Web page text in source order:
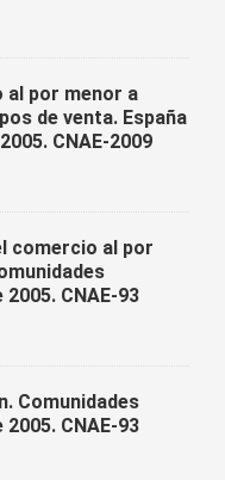
al por menor a
de venta. España
CNAE-2009
comercio al por
CNAE-93
Comunidades
CNAE-93